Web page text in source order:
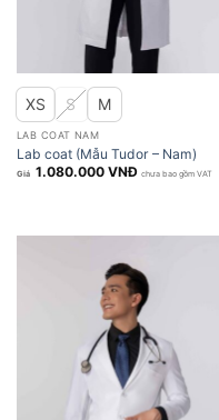
XS S M
LAB COAT NAM
Lab coat (Mẫu Tudor – Nam)
1.080.000VNĐ chưa bao gồm VAT